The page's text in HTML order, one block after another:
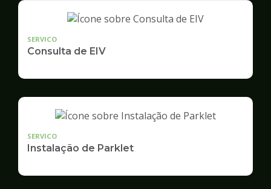
SERVICO
Consulta de EIV
SERVICO
Instalação de Parklet